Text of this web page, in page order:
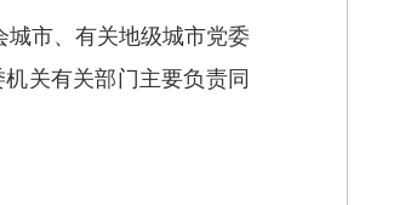
市、有关地级城市党委
关有关部门主要负责同